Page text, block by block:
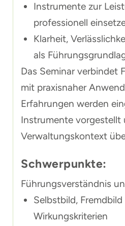
Instrumente zur
professionell
Klarheit,
als
Das Seminar verbindet
mit praxisnaher
Erfahrungen werden
Instrumente vorgestellt
Verwaltungskontext
Schwerpunkte:
Führungsverständnis
Selbstbild,
Wirkungskriterien